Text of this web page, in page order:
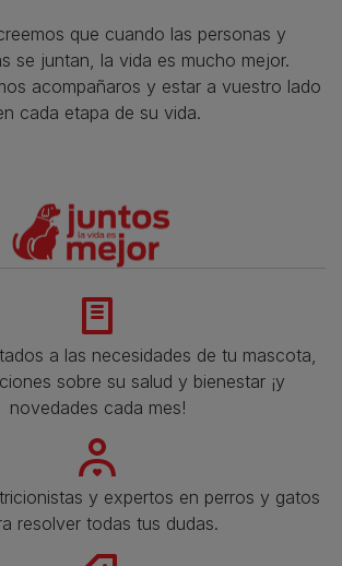
que cuando las personas y
se juntan, la vida es mucho mejor.
acompañaros y estar a vuestro lado
cada etapa de su vida.​
a las necesidades de tu mascota,
sobre su salud y bienestar ¡y
novedades cada mes!
y expertos en perros y gatos
resolver todas tus dudas.​